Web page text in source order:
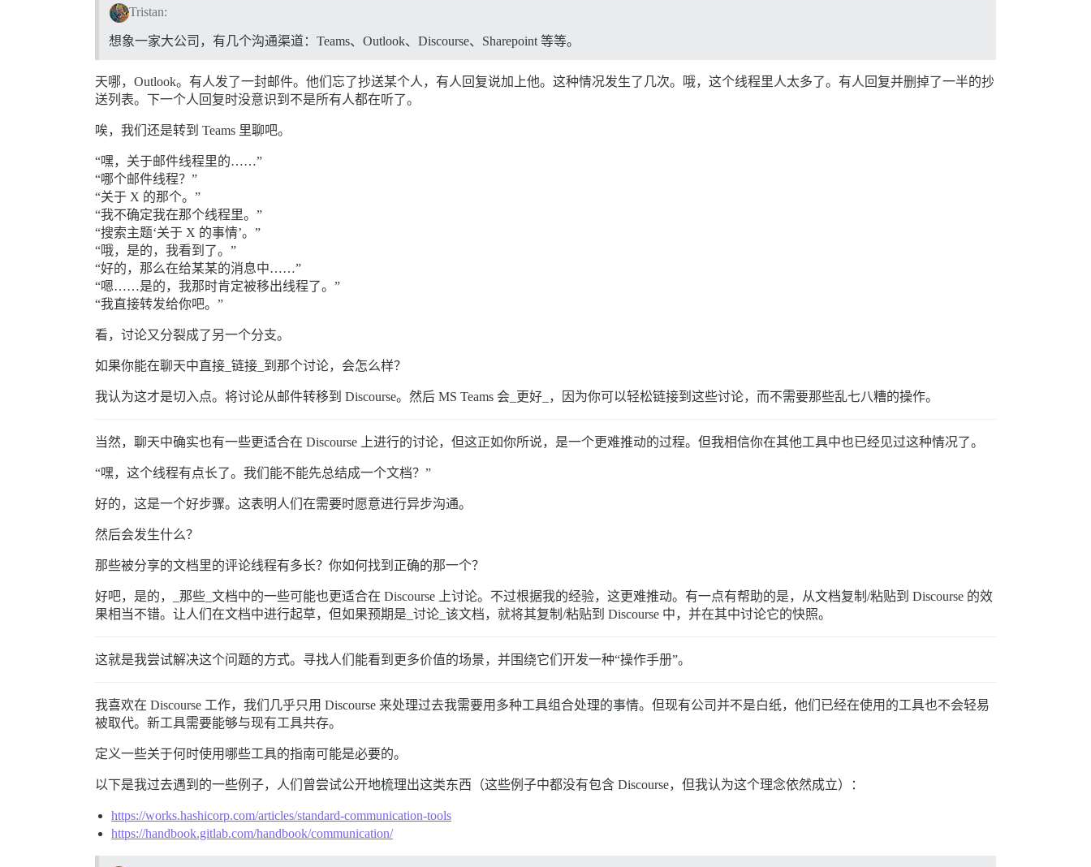
Tristan:
想象一家大公司，有几个沟通渠道：Teams、Outlook、Discourse、Sharepoint 等等。
天哪，Outlook。有人发了一封邮件。他们忘了抄送某个人，有人回复说加上他。这种情况发生了几次。哦，这个线程里人太多了。有人回复并删掉了一半的抄
送列表。下一个人回复时没意识到不是所有人都在听了。
唉，我们还是转到 Teams 里聊吧。
“嘿，关于邮件线程里的……”
“哪个邮件线程？”
“关于 X 的那个。”
“我不确定我在那个线程里。”
“搜索主题‘关于 X 的事情’。”
“哦，是的，我看到了。”
“好的，那么在给某某的消息中……”
“嗯……是的，我那时肯定被移出线程了。”
“我直接转发给你吧。”
看，讨论又分裂成了另一个分支。
如果你能在聊天中直接_链接_到那个讨论，会怎么样？
我认为这才是切入点。将讨论从邮件转移到 Discourse。然后 MS Teams 会_更好_，因为你可以轻松链接到这些讨论，而不需要那些乱七八糟的操作。
当然，聊天中确实也有一些更适合在 Discourse 上进行的讨论，但这正如你所说，是一个更难推动的过程。但我相信你在其他工具中也已经见过这种情况了。
“嘿，这个线程有点长了。我们能不能先总结成一个文档？”
好的，这是一个好步骤。这表明人们在需要时愿意进行异步沟通。
然后会发生什么？
那些被分享的文档里的评论线程有多长？你如何找到正确的那一个？
好吧，是的，_那些_文档中的一些可能也更适合在 Discourse 上讨论。不过根据我的经验，这更难推动。有一点有帮助的是，从文档复制/粘贴到 Discourse 的效
果相当不错。让人们在文档中进行起草，但如果预期是_讨论_该文档，就将其复制/粘贴到 Discourse 中，并在其中讨论它的快照。
这就是我尝试解决这个问题的方式。寻找人们能看到更多价值的场景，并围绕它们开发一种“操作手册”。
我喜欢在 Discourse 工作，我们几乎只用 Discourse 来处理过去我需要用多种工具组合处理的事情。但现有公司并不是白纸，他们已经在使用的工具也不会轻易
被取代。新工具需要能够与现有工具共存。
定义一些关于何时使用哪些工具的指南可能是必要的。
以下是我过去遇到的一些例子，人们曾尝试公开地梳理出这类东西（这些例子中都没有包含 Discourse，但我认为这个理念依然成立）：
https://works.hashicorp.com/articles/standard-communication-tools
https://handbook.gitlab.com/handbook/communication/